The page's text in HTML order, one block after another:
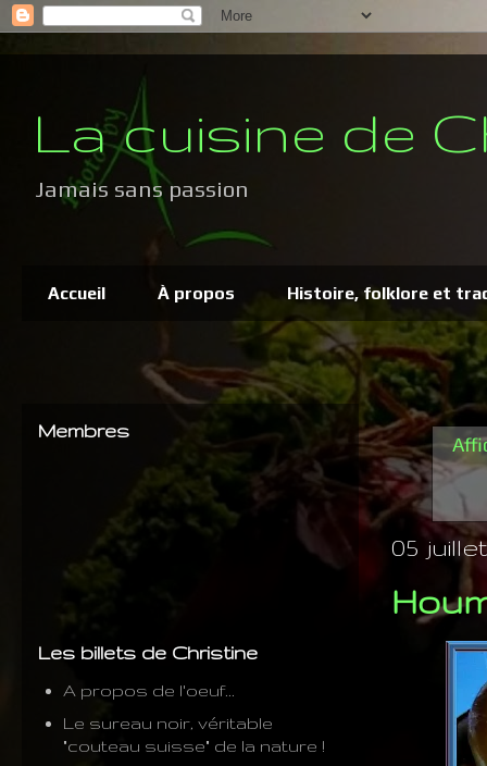
La cuisine de
Jamais sans passion
Accueil À propos Histoire, folklore et
05
Membres
Les billets de Christine
A propos de l'oeuf...
Le sureau noir, véritable
"couteau suisse" de la nature !